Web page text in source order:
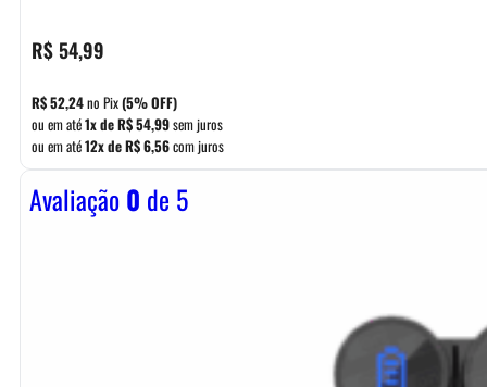
R$54,99
R$52,24no Pix(5% OFF)
ou em até1x deR$54,99sem juros
ou em até12x deR$6,56com juros
Avaliação0 de 5